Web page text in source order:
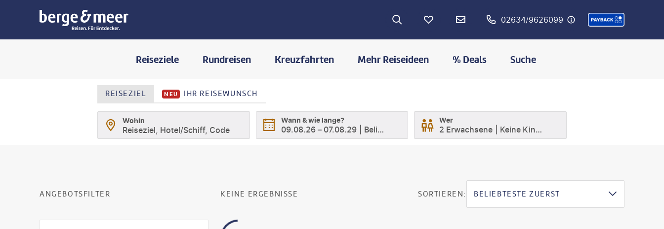
02634/9626099
Reiseziele Rundreisen Kreuzfahrten Mehr Reiseideen % Deals Suche
REISEZIEL NEU IHR REISEWUNSCH
Wohin
Reiseziel, Hotel/Schiff, Code
Wann & wie lange?
09.08.26– 07.08.29 Beliebig
Wer
2 Erwachsene Keine Kinder
ANGEBOTSFILTER SUCHERGEBNISSE
KEINE ERGEBNISSE SORTIEREN: BELIEBTESTE ZUERST